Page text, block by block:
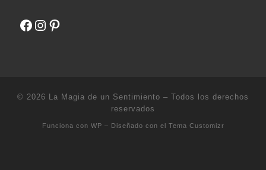
Facebook
Instagram
Pinterest
© 2026 La Magia de un Sentimiento – Todos los derechos
reservados
Funciona con WP – Diseñado con el Tema Customizr